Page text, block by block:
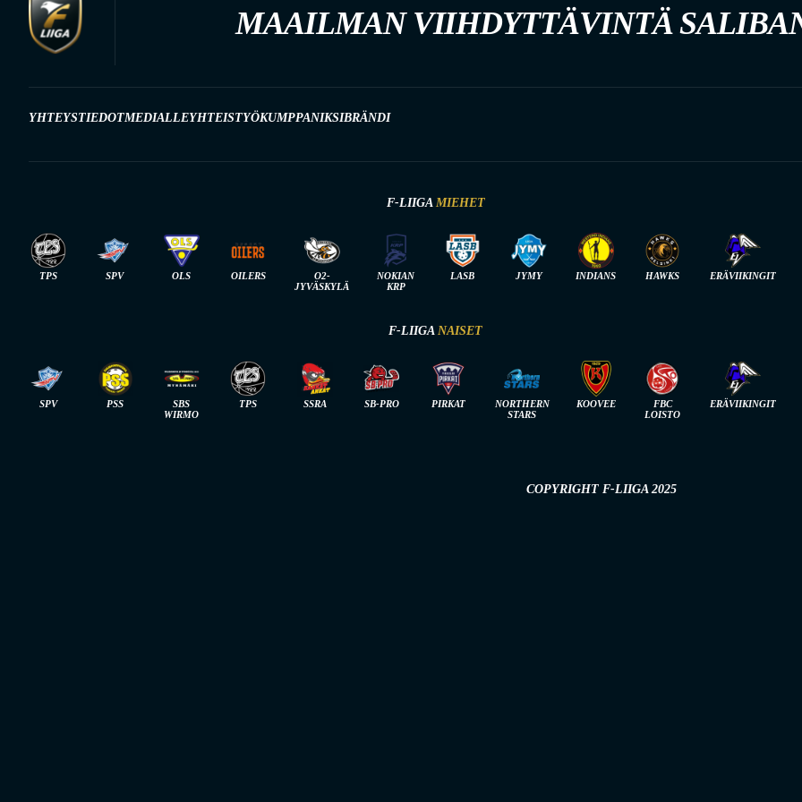
MAAILMAN VIIHDYTTÄVINTÄ
YHTEYSTIEDOTMEDIALLEYHTEISTYÖKUMPPANIKSIBRÄNDI
F-LIIGA MIEHET
TPS SPV OLS OILERS
O2-
JYVÄSKYLÄ
NOKIAN
KRP
LASB JYMY INDIANS HAWKS ERÄVIIKINGIT
F-LIIGA NAISET
SPV PSS
SBS
WIRMO
TPS SSRA SB-PRO PIRKAT
NORTHERN
STARS
KOOVEE
FBC
LOISTO
ERÄVIIKINGIT
COPYRIGHT F-LIIGA 2025